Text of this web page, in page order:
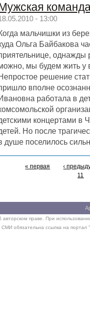
- 13:00
мальчишки из
Ольга Байбакова
однажды
мы будем жить у
решение
вполне
работала в
концертами в
Но после
душе поселилось
« первая
‹
11
праве. При
СМИ обязательна ссылка на